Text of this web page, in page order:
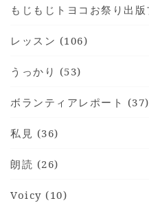
もじもじトヨコお祭り出
レッスン (106)
うっかり (53)
ボランティアレポート (37)
私見 (36)
朗読 (26)
Voicy (10)